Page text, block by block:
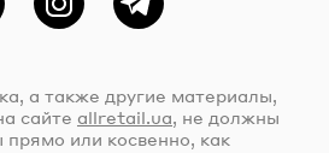
InstagramTelegram
а также другие материалы,
сайте allretail.ua, не должны
прямо или косвенно, как